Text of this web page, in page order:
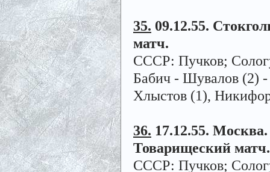
35. 09.12.55.
матч.
СССР: Пучков;
Бабич - Шувалов (2)
Хлыстов (1),
36. 17.12.55.
Товарищеский матч.
СССР: Пучков;